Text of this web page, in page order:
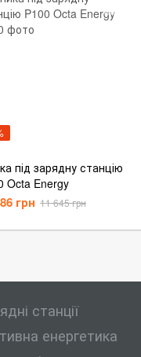
під зарядну станцію
Octa Energy
грн 11 645 грн
станції
енергетика